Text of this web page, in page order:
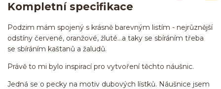
Kompletní specifikace
Podzim mám spojený s krásně barevným listím - nejrůznější
odstíny červené, oranžové, žluté...a taky se sbíráním třeba
se sbíráním kaštanů a žaludů.
Právě to mi bylo inspirací pro vytvoření těchto náušnic.
Jedná se o pecky na motiv dubových lístků. Náušnice jsem